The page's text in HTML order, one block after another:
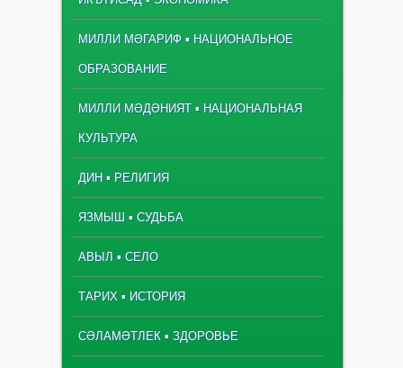
МИЛЛИ МӘГАРИФ ▪ НАЦИОНАЛЬНОЕ
ОБРАЗОВАНИЕ
МИЛЛИ МӘДӘНИЯТ ▪ НАЦИОНАЛЬНАЯ
КУЛЬТУРА
ДИН ▪ РЕЛИГИЯ
ЯЗМЫШ ▪ СУДЬБА
АВЫЛ ▪ СЕЛО
ТАРИХ ▪ ИСТОРИЯ
СӘЛАМӘТЛЕК ▪ ЗДОРОВЬЕ